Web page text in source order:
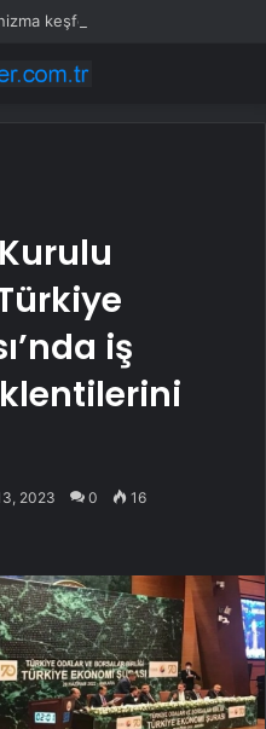
iş
2023 0 16